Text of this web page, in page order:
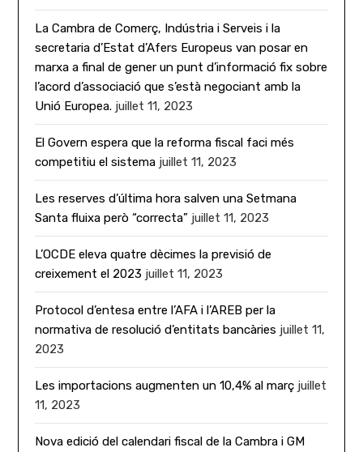
La Cambra de Comerç, Indústria i Serveis i la
secretaria d’Estat d’Afers Europeus van posar en
marxa a final de gener un punt d’informació fix sobre
l’acord d’associació que s’està negociant amb la
Unió Europea. juillet 11, 2023
El Govern espera que la reforma fiscal faci més
competitiu el sistema juillet 11, 2023
Les reserves d’última hora salven una Setmana
Santa fluixa però “correcta” juillet 11, 2023
L’OCDE eleva quatre dècimes la previsió de
creixement el 2023 juillet 11, 2023
Protocol d’entesa entre l’AFA i l’AREB per la
normativa de resolució d’entitats bancàries juillet 11,
2023
Les importacions augmenten un 10,4% al març juillet
11, 2023
Nova edició del calendari fiscal de la Cambra i GM